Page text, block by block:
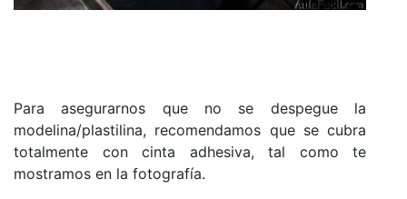
Para asegurarnos que no se despegue la
modelina/plastilina, recomendamos que se cubra
totalmente con cinta adhesiva, tal como te
mostramos en la fotografía.